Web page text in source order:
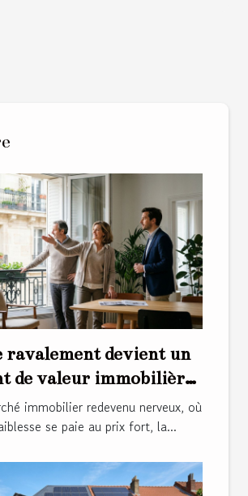
ravalement devient un
de valeur immobilière
immobilier redevenu nerveux, où
se paie au prix fort, la...